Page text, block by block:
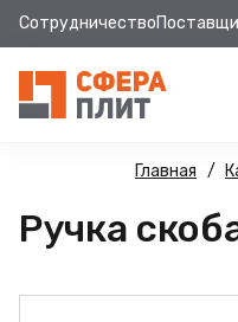
Сотрудничество
Главная
Ручка